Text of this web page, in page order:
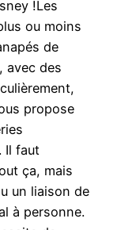
!Les
ou moins
de
avec des
propose
Il faut
ça, mais
un liaison de
à personne.